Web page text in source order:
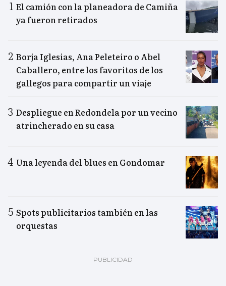
El camión con la planeadora de Camiña
ya fueron retirados
Borja Iglesias, Ana Peleteiro o Abel
Caballero, entre los favoritos de los
gallegos para compartir un viaje
Despliegue en Redondela por un vecino
atrincherado en su casa
Una leyenda del blues en Gondomar
Spots publicitarios también en las
orquestas